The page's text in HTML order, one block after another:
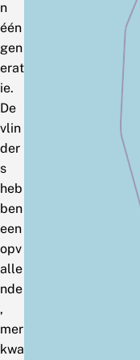
n
één
gen
erat
ie.
De
vlin
der
s
heb
ben
een
opv
alle
nde
,
mer
kwa